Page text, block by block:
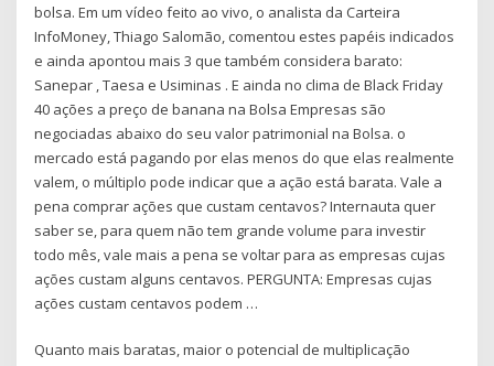
bolsa. Em um vídeo feito ao vivo, o analista da Carteira
InfoMoney, Thiago Salomão, comentou estes papéis indicados
e ainda apontou mais 3 que também considera barato:
Sanepar , Taesa e Usiminas . E ainda no clima de Black Friday
40 ações a preço de banana na Bolsa Empresas são
negociadas abaixo do seu valor patrimonial na Bolsa. o
mercado está pagando por elas menos do que elas realmente
valem, o múltiplo pode indicar que a ação está barata. Vale a
pena comprar ações que custam centavos? Internauta quer
saber se, para quem não tem grande volume para investir
todo mês, vale mais a pena se voltar para as empresas cujas
ações custam alguns centavos. PERGUNTA: Empresas cujas
ações custam centavos podem …
Quanto mais baratas, maior o potencial de multiplicação